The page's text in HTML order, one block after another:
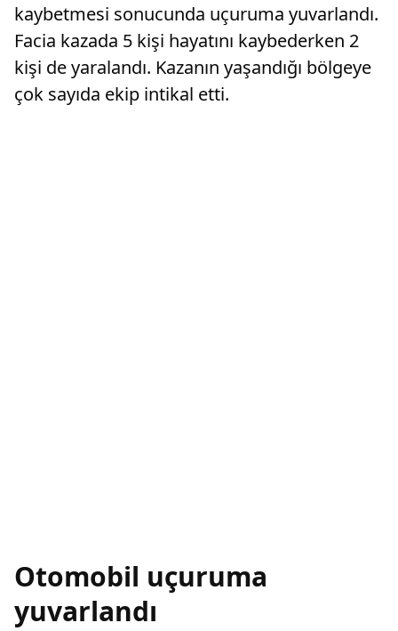
kaybetmesi sonucunda uçuruma yuvarlandı.
Facia kazada 5 kişi hayatını kaybederken 2
kişi de yaralandı. Kazanın yaşandığı bölgeye
çok sayıda ekip intikal etti.
Otomobil uçuruma
yuvarlandı